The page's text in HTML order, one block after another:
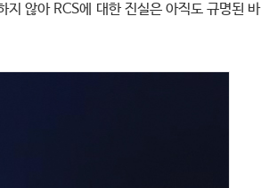
않아 RCS에 대한 진실은 아직도 규명된 바